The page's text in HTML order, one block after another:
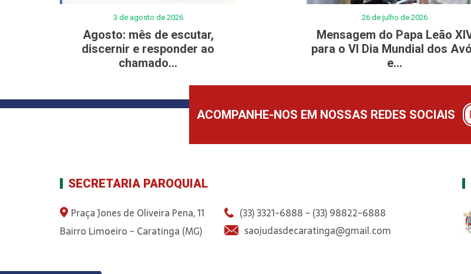
3 de agosto de 2026
Agosto: mês de escutar,
discernir e responder ao
chamado...
26 de julho de 2026
Mensagem do Papa Leão
para o VI Dia Mundial dos
e...
ACOMPANHE-NOS EM NOSSAS REDES SOCIAIS
SECRETARIA PAROQUIAL
Praça Jones de Oliveira Pena, 11
Bairro Limoeiro - Caratinga (MG)
(33) 3321-6888 - (33) 98822-6888
saojudasdecaratinga@gmail.com